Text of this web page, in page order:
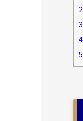
2
3
4
5